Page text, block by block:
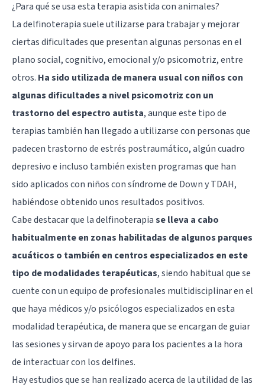
¿Para qué se usa esta terapia asistida con animales?
La delfinoterapia suele utilizarse para trabajar y mejorar
ciertas dificultades que presentan algunas personas en el
plano social, cognitivo, emocional y/o psicomotriz, entre
otros. Ha sido utilizada de manera usual con niños con
algunas dificultades a nivel psicomotriz con un
trastorno del espectro autista, aunque este tipo de
terapias también han llegado a utilizarse con personas que
padecen trastorno de estrés postraumático, algún cuadro
depresivo e incluso también existen programas que han
sido aplicados con niños con síndrome de Down y TDAH,
habiéndose obtenido unos resultados positivos.
Cabe destacar que la delfinoterapiase lleva a cabo
habitualmente en zonas habilitadas de algunos parques
acuáticos o también en centros especializados en este
tipo de modalidades terapéuticas, siendo habitual que se
cuente con un equipo de profesionales multidisciplinar en el
que haya médicos y/o psicólogos especializados en esta
modalidad terapéutica, de manera que se encargan de guiar
las sesiones y sirvan de apoyo para los pacientes a la hora
de interactuar con los delfines.
Hay estudios que se han realizado acerca de la utilidad de las